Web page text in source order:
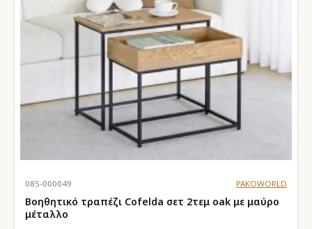
085-000049 PAKOWORLD
Βοηθητικό τραπέζι Cofelda σετ 2τεμ oak με μαύρο
μέταλλο